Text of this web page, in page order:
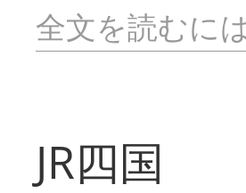
全文を読むに
JR四国